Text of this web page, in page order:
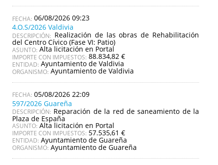
06/08/2026 09:23
4.O.S/2026 Valdivia
DESCRIPCIÓN: Realización de las obras de Rehabilitación
del Centro Cívico (Fase VI: Patio)
ASUNTO: Alta licitación en Portal
IMPORTE CON IMPUESTOS: 88.834,82 €
ENTIDAD: Ayuntamiento de Valdivia
ORGANISMO: Ayuntamiento de Valdivia
05/08/2026 22:09
597/2026 Guareña
DESCRIPCIÓN: Reparación de la red de saneamiento de la
Plaza de España
ASUNTO: Alta licitación en Portal
IMPORTE CON IMPUESTOS: 57.535,61 €
ENTIDAD: Ayuntamiento de Guareña
ORGANISMO: Ayuntamiento de Guareña